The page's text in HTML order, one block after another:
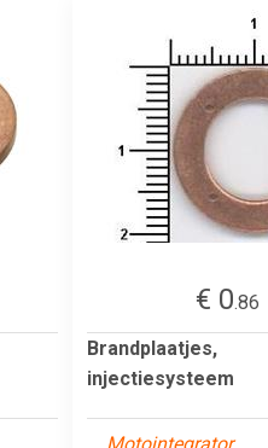
€ 0.86
Brandplaatjes,
injectiesysteem
Motointegrator